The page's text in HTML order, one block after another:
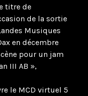
titre de
de la sortie
Musiques
en décembre
pour un jam
III AB »,
le MCD virtuel 5